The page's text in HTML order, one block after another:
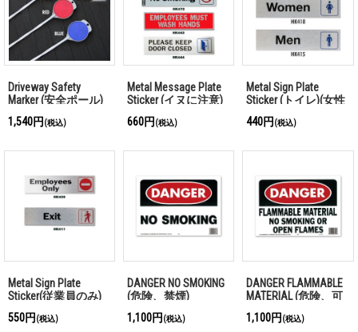
Driveway Safety
Marker (安全ポール)
1,540円 (税込)
Metal Message Plate
Sticker (イヌに注意)
(禁煙)(従業員は手を
洗わなければいけま
おいて下さい)
660円 (税込)
Metal Sign Plate
Sticker (トイレ)(女性
用)(男性用)
440円 (税込)
Metal Sign Plate
Sticker(従業員のみ)
(出口)
550円 (税込)
DANGER NO SMOKING
(危険、禁煙)
1,100円 (税込)
DANGER FLAMMABLE
MATERIAL (危険、可
燃性物質)
1,100円 (税込)